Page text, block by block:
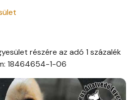
részére az adó 1 százalék
18464654-1-06